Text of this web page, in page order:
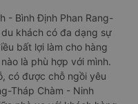
- Bình Định Phan Rang-
khách có đa dạng sự
bất lợi làm cho hàng
là phù hợp với mình.
có được chỗ ngồi yêu
Tháp Chàm - Ninh